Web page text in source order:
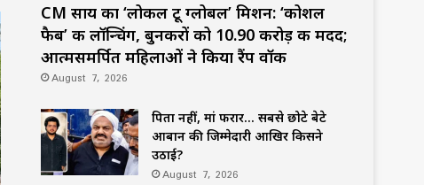
CM साय का ‘लोकल टू ग्लोबल’ मिशन: ‘कोशल
फैब’ की लॉन्चिंग, बुनकरों को 10.90 करोड़ की मदद;
आत्मसमर्पित महिलाओं ने किया रैंप वॉक
August 7, 2026
पिता नहीं, मां फरार… सबसे छोटे बेटे
आबान की जिम्मेदारी आखिर किसने
उठाई?
August 7, 2026